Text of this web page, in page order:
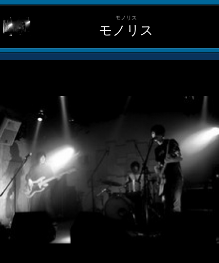
モノリス
モノリス